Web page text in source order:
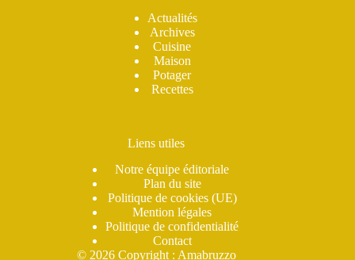
Actualités
Archives
Cuisine
Maison
Potager
Recettes
Liens utiles
Notre équipe éditoriale
Plan du site
Politique de cookies (UE)
Mention légales
Politique de confidentialité
Contact
© 2026 Copyright : Amabruzzo